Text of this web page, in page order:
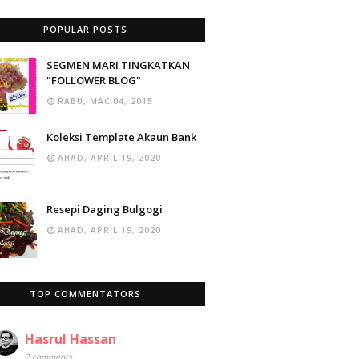
POPULAR POSTS
SEGMEN MARI TINGKATKAN
"FOLLOWER BLOG"
RABU, MAC 04, 2015
Koleksi Template Akaun Bank
AHAD, APRIL 19, 2020
Resepi Daging Bulgogi
AHAD, APRIL 19, 2020
TOP COMMENTATORS
Hasrul Hassan
2 comments